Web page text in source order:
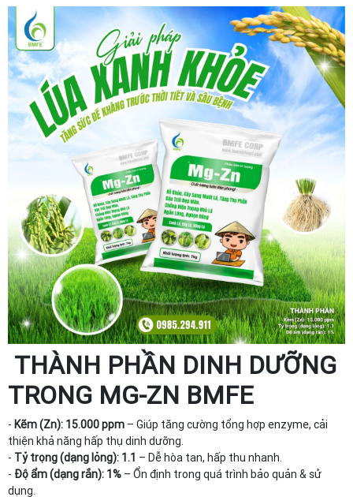
THÀNH PHẦN DINH DƯỠNG
TRONG MG-ZN BMFE
- Kẽm (Zn): 15.000 ppm – Giúp tăng cường tổng hợp enzyme, cải
thiện khả năng hấp thụ dinh dưỡng.
- Tỷ trọng (dạng lỏng): 1.1 – Dễ hòa tan, hấp thu nhanh.
- Độ ẩm (dạng rắn): 1% – Ổn định trong quá trình bảo quản & sử
dụng.